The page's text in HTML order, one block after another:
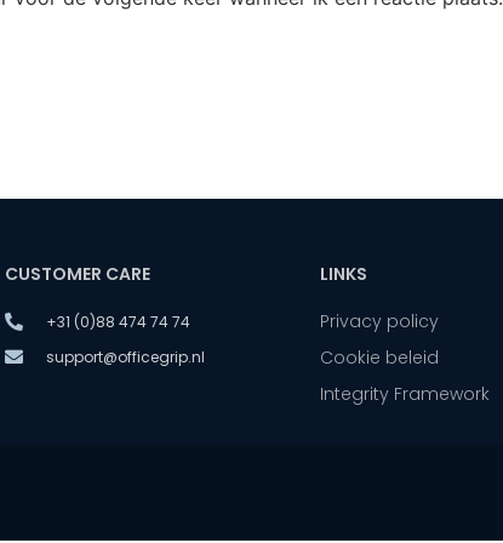
CUSTOMER CARE
+31 (0)88 474 74 74
support@officegrip.nl
LINKS
Privacy policy
Cookie beleid
Integrity Framework